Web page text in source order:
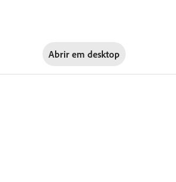
Abrir em desktop